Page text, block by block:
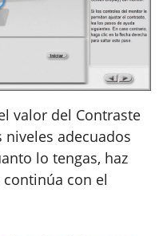
valor del Contraste
adecuados
lo tengas, haz
continúa con el